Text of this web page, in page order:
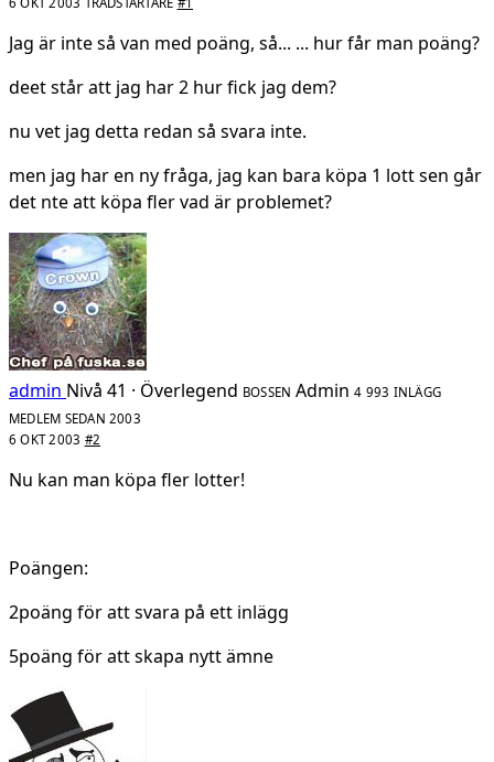
Jag är inte så van med poäng, så... ... hur får man poäng?
deet står att jag har 2 hur fick jag dem?
nu vet jag detta redan så svara inte.
men jag har en ny fråga, jag kan bara köpa 1 lott sen går
det nte att köpa fler vad är problemet?
admin Nivå 41 · Överlegend BOSSEN Admin 4 993 INLÄGG
MEDLEM SEDAN 2003
6 OKT 2003 #2
Nu kan man köpa fler lotter!
Poängen:
2poäng för att svara på ett inlägg
5poäng för att skapa nytt ämne